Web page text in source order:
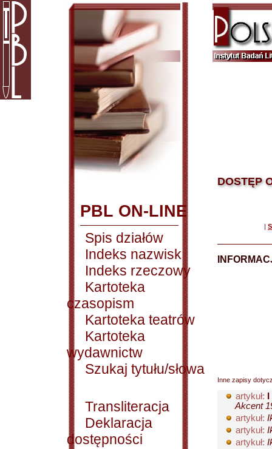
PBL ON-LINE
Spis działów
Indeks nazwisk
Indeks rzeczowy
Kartoteka
czasopism
Kartoteka teatrów
Kartoteka
wydawnictw
Szukaj tytułu/słowa
Transliteracja
Deklaracja
dostępności
DOSTĘP
|
Inne zapisy
artykuł:
Akcent
artykuł:
artykuł:
artykuł: